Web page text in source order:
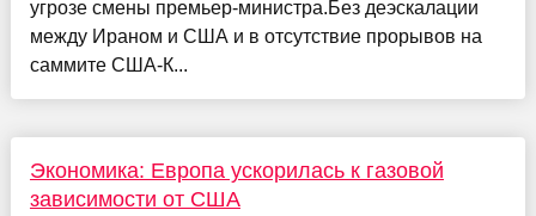
угрозе смены премьер-министра.Без деэскалации
между Ираном и США и в отсутствие прорывов на
саммите США-К...
Экономика: Европа ускорилась к газовой
зависимости от США